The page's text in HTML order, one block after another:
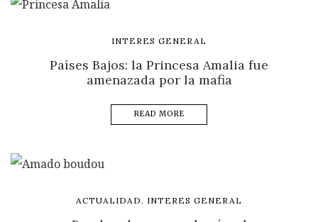
INTERES GENERAL
Países Bajos: la Princesa Amalia fue
amenazada por la mafia
READ MORE
ACTUALIDAD , INTERES GENERAL